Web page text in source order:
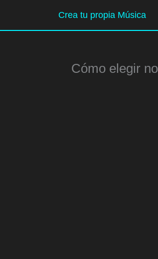
contenido
Crea tu propia Música
Cómo elegir